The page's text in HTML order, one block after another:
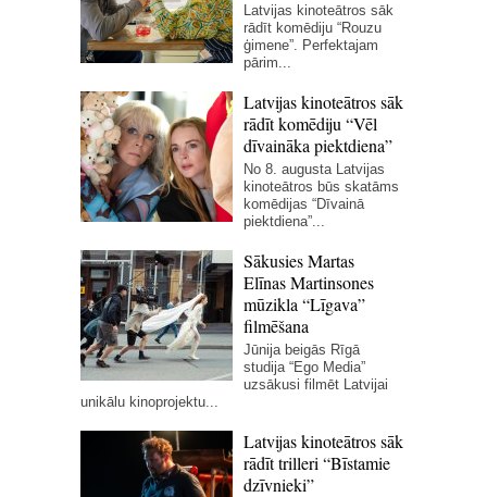
Latvijas kinoteātros sāk
rādīt komēdiju “Rouzu
ģimene”. Perfektajam
pārim...
Latvijas kinoteātros sāk
rādīt komēdiju “Vēl
dīvaināka piektdiena”
No 8. augusta Latvijas
kinoteātros būs skatāms
komēdijas “Dīvainā
piektdiena”...
Sākusies Martas
Elīnas Martinsones
mūzikla “Līgava”
filmēšana
Jūnija beigās Rīgā
studija “Ego Media”
uzsākusi filmēt Latvijai
unikālu kinoprojektu...
Latvijas kinoteātros sāk
rādīt trilleri “Bīstamie
dzīvnieki”